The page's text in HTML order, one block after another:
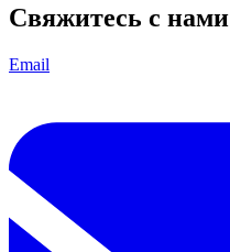
Свяжитесь с нами
Email